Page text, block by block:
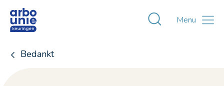
Toggle
Menu
Bedankt